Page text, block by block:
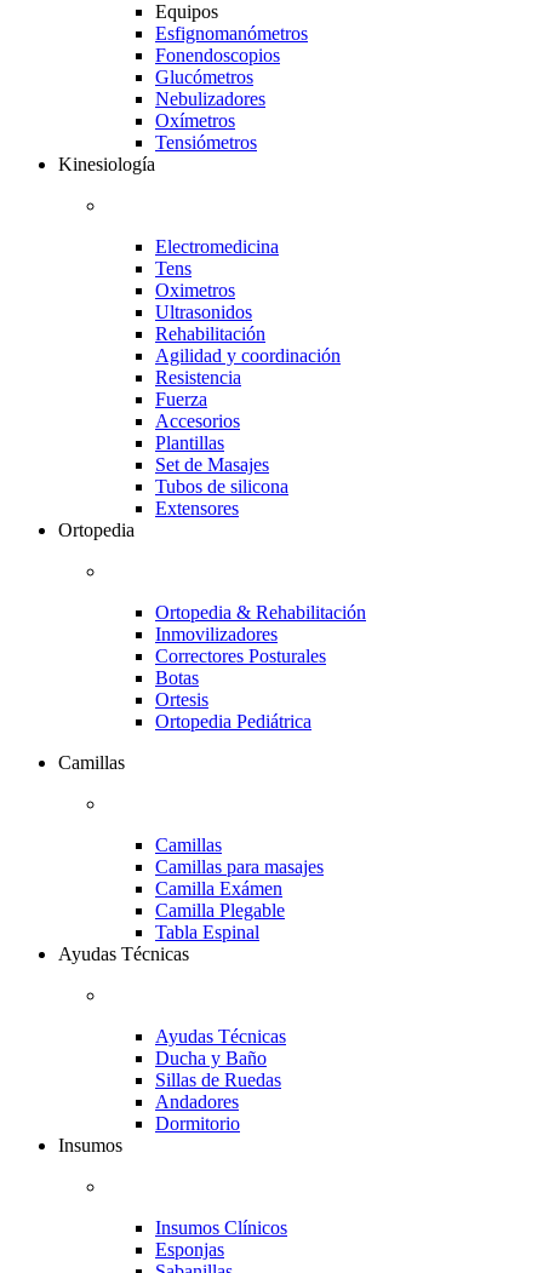
Equipos
Esfignomanómetros
Fonendoscopios
Glucómetros
Nebulizadores
Oxímetros
Tensiómetros
Kinesiología
Electromedicina
Tens
Oximetros
Ultrasonidos
Rehabilitación
Agilidad y coordinación
Resistencia
Fuerza
Accesorios
Plantillas
Set de Masajes
Tubos de silicona
Extensores
Ortopedia
Ortopedia & Rehabilitación
Inmovilizadores
Correctores Posturales
Botas
Ortesis
Ortopedia Pediátrica
Camillas
Camillas
Camillas para masajes
Camilla Exámen
Camilla Plegable
Tabla Espinal
Ayudas Técnicas
Ayudas Técnicas
Ducha y Baño
Sillas de Ruedas
Andadores
Dormitorio
Insumos
Insumos Clínicos
Esponjas